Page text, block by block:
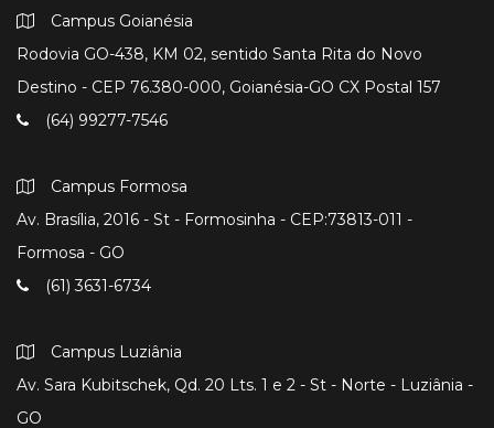
Campus Goianésia
Rodovia GO-438, KM 02, sentido Santa Rita do Novo
Destino - CEP 76.380-000, Goianésia-GO CX Postal 157
(64) 99277-7546
Campus Formosa
Av. Brasília, 2016 - St - Formosinha - CEP:73813-011 -
Formosa - GO
(61) 3631-6734
Campus Luziânia
Av. Sara Kubitschek, Qd. 20 Lts. 1 e 2 - St - Norte - Luziânia -
GO